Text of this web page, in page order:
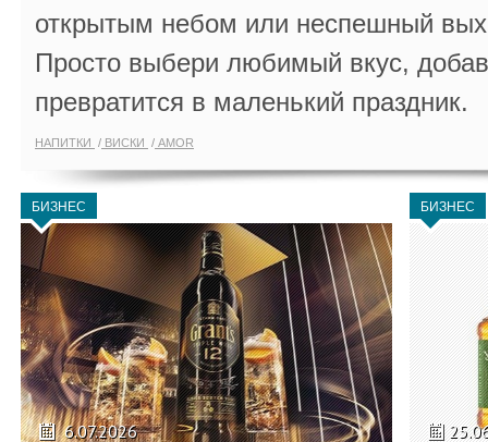
открытым небом или неспешный
Просто выбери любимый вкус,
превратится в маленький праздник.
НАПИТКИ ВИСКИ AMOR
БИЗНЕС
6.07.2026
БИЗНЕС